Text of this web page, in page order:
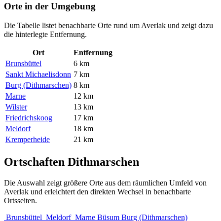
Orte in der Umgebung
Die Tabelle listet benachbarte Orte rund um Averlak und zeigt dazu
die hinterlegte Entfernung.
Ort
Entfernung
Brunsbüttel
6 km
Sankt Michaelisdonn 7 km
Burg (Dithmarschen) 8 km
Marne
12 km
Wilster
13 km
Friedrichskoog
17 km
Meldorf
18 km
Kremperheide
21 km
Ortschaften Dithmarschen
Die Auswahl zeigt größere Orte aus dem räumlichen Umfeld von
Averlak und erleichtert den direkten Wechsel in benachbarte
Ortsseiten.
Brunsbüttel Meldorf Marne Büsum Burg (Dithmarschen)